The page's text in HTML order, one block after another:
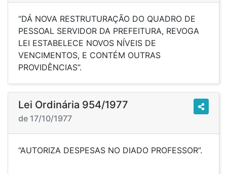
“DÁ NOVA RESTRUTURAÇÃO DO QUADRO DE
PESSOAL SERVIDOR DA PREFEITURA, REVOGA
LEI ESTABELECE NOVOS NÍVEIS DE
VENCIMENTOS, E CONTÉM OUTRAS
PROVIDÊNCIAS”.
Lei Ordinária 954/1977
de 17/10/1977
“AUTORIZA DESPESAS NO DIADO PROFESSOR”.